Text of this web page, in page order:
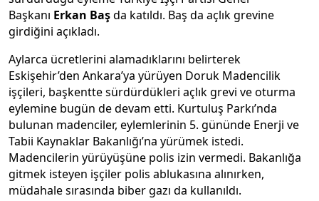
Başkanı Erkan Başda katıldı. Baş da açlık grevine
girdiğini açıkladı.
Aylarca ücretlerini alamadıklarını belirterek
Eskişehir’den Ankara’ya yürüyen Doruk Madencilik
işçileri, başkentte sürdürdükleri açlık grevi ve oturma
eylemine bugün de devam etti. Kurtuluş Parkı’nda
bulunan madenciler, eylemlerinin 5. gününde Enerji ve
Tabii Kaynaklar Bakanlığı’na yürümek istedi.
Madencilerin yürüyüşüne polis izin vermedi. Bakanlığa
gitmek isteyen işçiler polis ablukasına alınırken,
müdahale sırasında biber gazı da kullanıldı.